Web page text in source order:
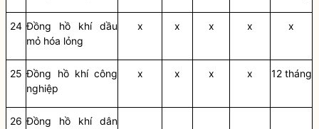
24 Đồng hồ khí dầu
mỏ hóa lỏng
x x x x x
25 Đồng hồ khí công
nghiệp
x x x x 12 tháng
26 Đồng hồ khí dân